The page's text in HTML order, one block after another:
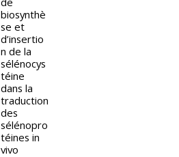
biosynthè
se et
d’insertio
n de la
sélénocys
téine
dans la
traduction
des
sélénopro
téines in
vivo